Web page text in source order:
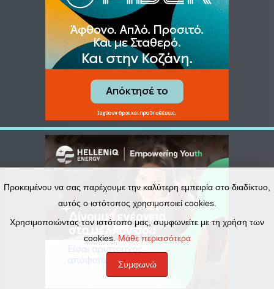
Προκειμένου να σας παρέχουμε την καλύτερη εμπειρία στο διαδίκτυο,
αυτός ο ιστότοπος χρησιμοποιεί cookies.
Χρησιμοποιώντας τον ιστότοπο μας, συμφωνείτε με τη χρήση των
cookies. Μάθε περισσότερα
Συμφωνώ